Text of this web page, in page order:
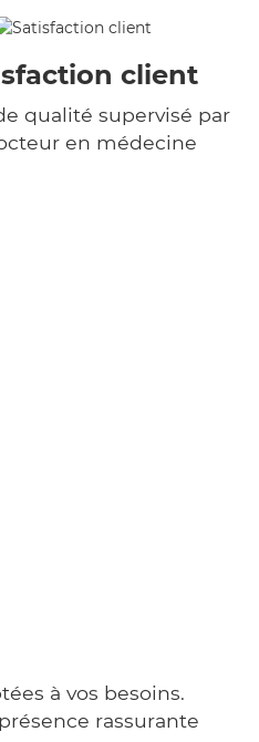
client
qualité supervisé par
en médecine
à vos besoins.
rassurante